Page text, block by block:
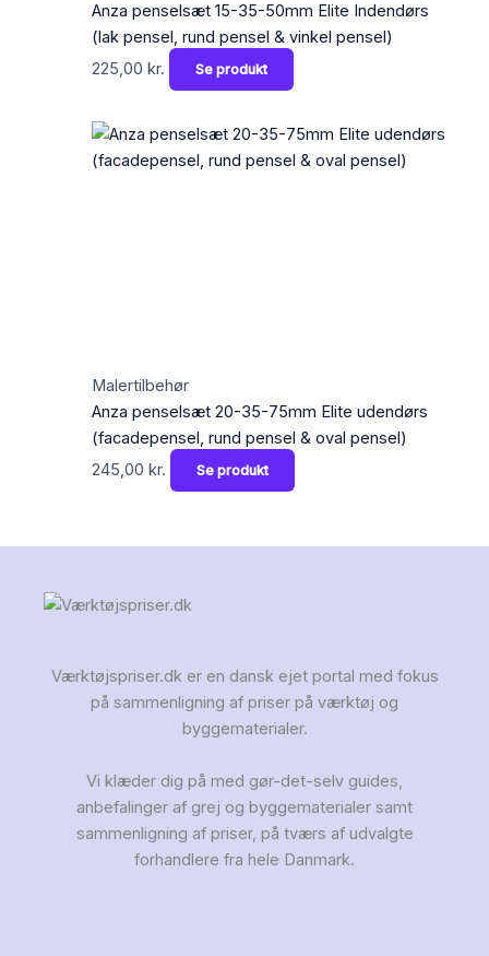
Anza penselsæt 15-35-50mm Elite Indendørs
(lak pensel, rund pensel & vinkel pensel)
225,00 kr. Se produkt
Malertilbehør
Anza penselsæt 20-35-75mm Elite udendørs
(facadepensel, rund pensel & oval pensel)
245,00 kr. Se produkt
Værktøjspriser.dk er en dansk ejet portal med fokus
på sammenligning af priser på værktøj og
byggematerialer.
Vi klæder dig på med gør-det-selv guides,
anbefalinger af grej og byggematerialer samt
sammenligning af priser, på tværs af udvalgte
forhandlere fra hele Danmark.